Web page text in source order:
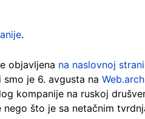
.
objavljena na naslovnoj
je 6. avgusta na
kompanije na ruskoj
nego što je sa netačnim